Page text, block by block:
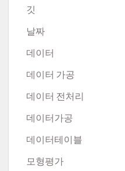
깃
날짜
데이터
데이터 가공
데이터 전처리
데이터가공
데이터테이블
모형평가